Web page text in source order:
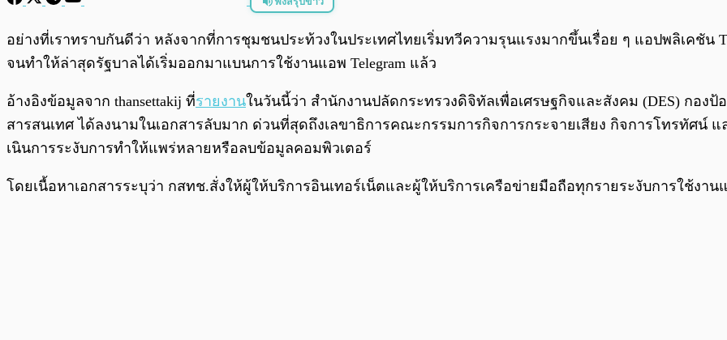
อย่างที่เราทราบกันดีว่า หลังจากที่การชุมชนประท้วงในประเทศไทยเริ่มทวีความรุนแรงมากขึ้นเรื่อย ๆ แอปพลิเคชัน
จนทำให้ล่าสุดรัฐบาลได้เริ่มออกมาแบนการใช้งานแอพ Telegram แล้ว
อ้างอิงข้อมูลจาก thansettakij ที่รายงานในวันนี้ว่า สํานักงานปลัดกระทรวงดิจิทัลเพื่อเศรษฐกิจและสังคม (DES) กอง
สารสนเทศ ได้ลงนามในเอกสารลับมาก ด่วนที่สุดถึงเลขาธิการคณะกรรมการกิจการกระจายเสียง กิจการโทรทัศน์
เนินการระงับการทําให้แพร่หลายหรือลบข้อมูลคอมพิวเตอร์
โดยเนื้อหาเอกสารระบุว่า กสทช.สั่งให้ผู้ให้บริการอินเทอร์เน็ตและผู้ให้บริการเครือข่ายมือถือทุกรายระงับการใช้งาน